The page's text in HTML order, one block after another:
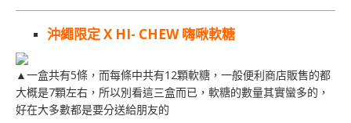
沖繩限定 X HI- CHEW 嗨啾軟糖
▲一盒共有5條，而每條中共有12顆軟糖，一般便利商店販售的都
大概是7顆左右，所以別看這三盒而已，軟糖的數量其實蠻多的，
好在大多數都是要分送給朋友的